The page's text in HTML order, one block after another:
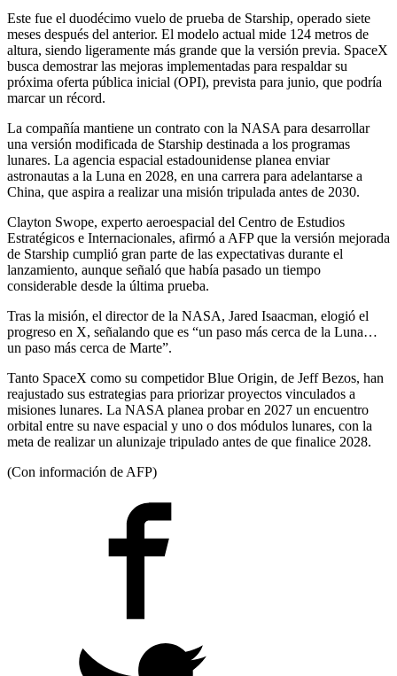
Este fue el duodécimo vuelo de prueba de Starship, operado siete
meses después del anterior. El modelo actual mide 124 metros de
altura, siendo ligeramente más grande que la versión previa. SpaceX
busca demostrar las mejoras implementadas para respaldar su
próxima oferta pública inicial (OPI), prevista para junio, que podría
marcar un récord.
La compañía mantiene un contrato con la NASA para desarrollar
una versión modificada de Starship destinada a los programas
lunares. La agencia espacial estadounidense planea enviar
astronautas a la Luna en 2028, en una carrera para adelantarse a
China, que aspira a realizar una misión tripulada antes de 2030.
Clayton Swope, experto aeroespacial del Centro de Estudios
Estratégicos e Internacionales, afirmó a AFP que la versión mejorada
de Starship cumplió gran parte de las expectativas durante el
lanzamiento, aunque señaló que había pasado un tiempo
considerable desde la última prueba.
Tras la misión, el director de la NASA, Jared Isaacman, elogió el
progreso en X, señalando que es “un paso más cerca de la Luna…
un paso más cerca de Marte”.
Tanto SpaceX como su competidor Blue Origin, de Jeff Bezos, han
reajustado sus estrategias para priorizar proyectos vinculados a
misiones lunares. La NASA planea probar en 2027 un encuentro
orbital entre su nave espacial y uno o dos módulos lunares, con la
meta de realizar un alunizaje tripulado antes de que finalice 2028.
(Con información de AFP)